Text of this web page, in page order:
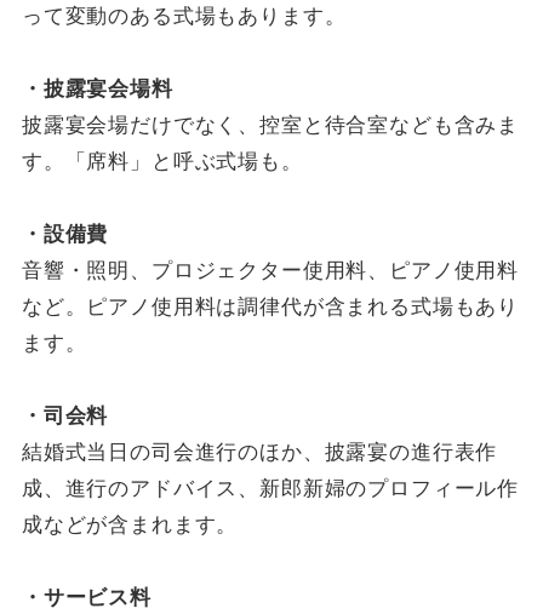
って変動のある式場もあります。
・披露宴会場料
披露宴会場だけでなく、控室と待合室なども含みま
す。「席料」と呼ぶ式場も。
・設備費
音響・照明、プロジェクター使用料、ピアノ使用料
など。ピアノ使用料は調律代が含まれる式場もあり
ます。
・司会料
結婚式当日の司会進行のほか、披露宴の進行表作
成、進行のアドバイス、新郎新婦のプロフィール作
成などが含まれます。
・サービス料